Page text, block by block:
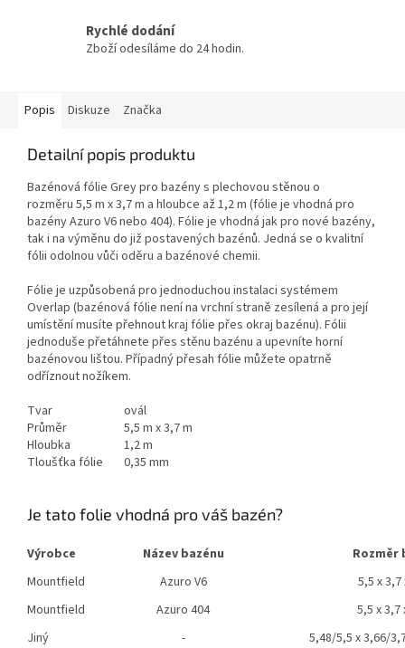
Rychlé dodání
Zboží odesíláme do 24 hodin.
Popis Diskuze Značka
Detailní popis produktu
Bazénová fólie Grey pro bazény s plechovou stěnou o
rozměru 5,5 m x 3,7 m a hloubce až 1,2 m (fólie je vhodná pro
bazény Azuro V6 nebo 404). Fólie je vhodná jak pro nové bazény,
tak i na výměnu do již postavených bazénů. Jedná se o kvalitní
fólii odolnou vůči oděru a bazénové chemii.
Fólie je uzpůsobená pro jednoduchou instalaci systémem
Overlap (bazénová fólie není na vrchní straně zesílená a pro její
umístění musíte přehnout kraj fólie přes okraj bazénu). Fólii
jednoduše přetáhnete přes stěnu bazénu a upevníte horní
bazénovou lištou. Případný přesah fólie můžete opatrně
odříznout nožíkem.
Tvar
ovál
Průměr
5,5 m x 3,7 m
Hloubka
1,2 m
Tloušťka fólie
0,35 mm
Je tato folie vhodná pro váš bazén?
Výrobce Název bazénu
Rozměr
Mountfield
Azuro V6
5,5 x 3,7
Mountfield
Azuro 404
5,5 x 3,7
Jiný
- 5,48/5,5 x 3,66/